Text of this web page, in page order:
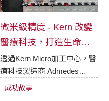
微米級精度 - Kern 改變
醫療科技，打造生命拯
救的高精度支架
透過Kern Micro加工中心，醫
療科技製造商 Admedes
Schuessler 能夠克服高精度
製造複雜形狀工具的新挑戰。
成功故事